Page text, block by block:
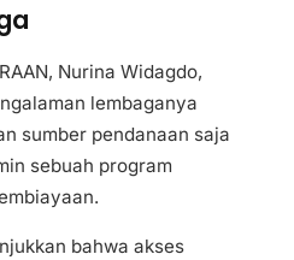
Nurina Widagdo,
lembaganya
sumber pendanaan saja
sebuah program
bahwa akses